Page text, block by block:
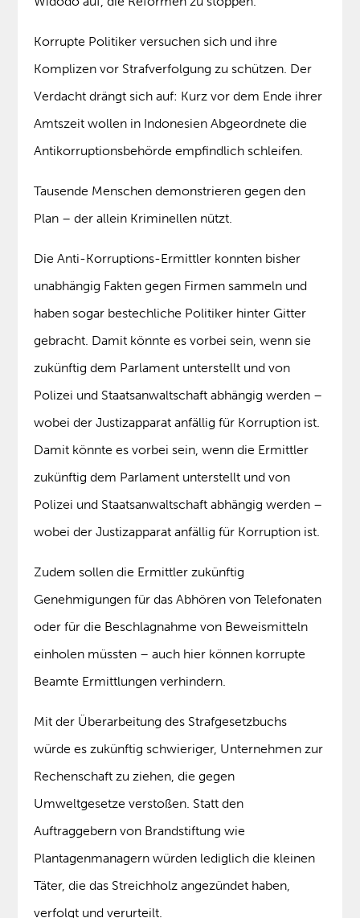
Korrupte Politiker versuchen sich und ihre
Komplizen vor Strafverfolgung zu schützen. Der
Verdacht drängt sich auf: Kurz vor dem Ende ihrer
Amtszeit wollen in Indonesien Abgeordnete die
Antikorruptionsbehörde empfindlich schleifen.
Tausende Menschen demonstrieren gegen den
Plan – der allein Kriminellen nützt.
Die Anti-Korruptions-Ermittler konnten bisher
unabhängig Fakten gegen Firmen sammeln und
haben sogar bestechliche Politiker hinter Gitter
gebracht. Damit könnte es vorbei sein, wenn sie
zukünftig dem Parlament unterstellt und von
Polizei und Staatsanwaltschaft abhängig werden –
wobei der Justizapparat anfällig für Korruption ist.
Damit könnte es vorbei sein, wenn die Ermittler
zukünftig dem Parlament unterstellt und von
Polizei und Staatsanwaltschaft abhängig werden –
wobei der Justizapparat anfällig für Korruption ist.
Zudem sollen die Ermittler zukünftig
Genehmigungen für das Abhören von Telefonaten
oder für die Beschlagnahme von Beweismitteln
einholen müssten – auch hier können korrupte
Beamte Ermittlungen verhindern.
Mit der Überarbeitung des Strafgesetzbuchs
würde es zukünftig schwieriger, Unternehmen zur
Rechenschaft zu ziehen, die gegen
Umweltgesetze verstoßen. Statt den
Auftraggebern von Brandstiftung wie
Plantagenmanagern würden lediglich die kleinen
Täter, die das Streichholz angezündet haben,
verfolgt und verurteilt.